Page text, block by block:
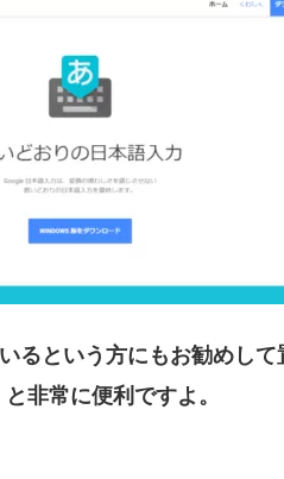
るという方にもお勧めし
非常に便利ですよ。